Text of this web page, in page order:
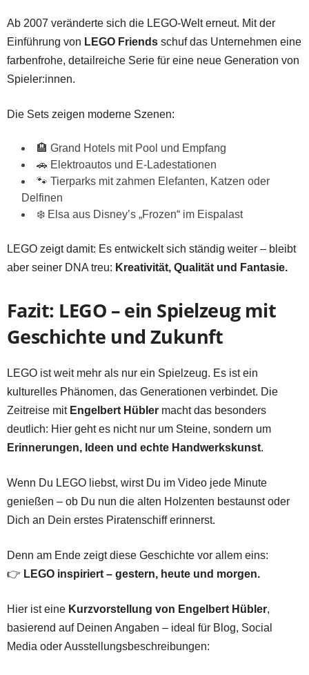
Ab 2007 veränderte sich die LEGO-Welt erneut. Mit der
Einführung von LEGO Friends schuf das Unternehmen eine
farbenfrohe, detailreiche Serie für eine neue Generation von
Spieler:innen.
Die Sets zeigen moderne Szenen:
🏨 Grand Hotels mit Pool und Empfang
🚗 Elektroautos und E-Ladestationen
🐾 Tierparks mit zahmen Elefanten, Katzen oder
Delfinen
❄️ Elsa aus Disney’s „Frozen“ im Eispalast
LEGO zeigt damit: Es entwickelt sich ständig weiter – bleibt
aber seiner DNA treu: Kreativität, Qualität und Fantasie.
Fazit: LEGO – ein Spielzeug mit
Geschichte und Zukunft
LEGO ist weit mehr als nur ein Spielzeug. Es ist ein
kulturelles Phänomen, das Generationen verbindet. Die
Zeitreise mit Engelbert Hübler macht das besonders
deutlich: Hier geht es nicht nur um Steine, sondern um
Erinnerungen, Ideen und echte Handwerkskunst.
Wenn Du LEGO liebst, wirst Du im Video jede Minute
genießen – ob Du nun die alten Holzenten bestaunst oder
Dich an Dein erstes Piratenschiff erinnerst.
Denn am Ende zeigt diese Geschichte vor allem eins:
👉 LEGO inspiriert – gestern, heute und morgen.
Hier ist eine Kurzvorstellung von Engelbert Hübler,
basierend auf Deinen Angaben – ideal für Blog, Social
Media oder Ausstellungsbeschreibungen: